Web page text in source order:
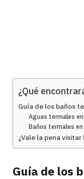
¿Qué
Guía de los baños
Aguas termales
Baños termales en
¿Vale la pena
Guía de los